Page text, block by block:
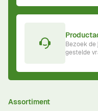
Bezoek de
gestelde
Assortiment